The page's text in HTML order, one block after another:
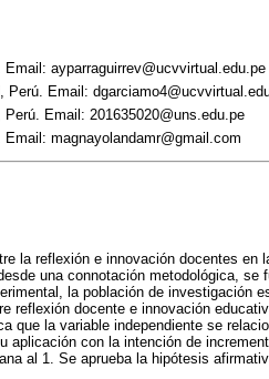
ayparraguirrev@ucvvirtual.edu.pe
Perú. Email:
Email: 201635020@uns.edu.pe
magnayolandamr@gmail.com
la reflexión e innovación docentes en
una connotación metodológica, se
la población de investigación
reflexión docente e innovación
que la variable independiente se
aplicación con la intención de
al 1. Se aprueba la hipótesis